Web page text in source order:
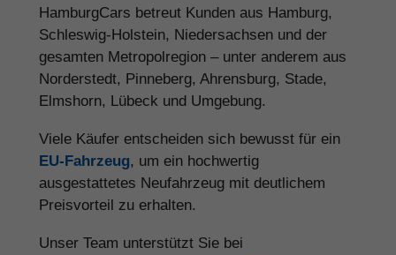
HamburgCars betreut Kunden aus Hamburg,
Schleswig-Holstein, Niedersachsen und der
gesamten Metropolregion – unter anderem aus
Norderstedt, Pinneberg, Ahrensburg, Stade,
Elmshorn, Lübeck und Umgebung.
Viele Käufer entscheiden sich bewusst für ein
EU-Fahrzeug, um ein hochwertig
ausgestattetes Neufahrzeug mit deutlichem
Preisvorteil zu erhalten.
Unser Team unterstützt Sie bei